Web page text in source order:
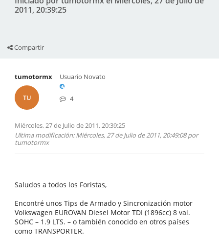
2011, 20:39:25
Compartir
tumotormx
TU
Usuario Novato
4
Miércoles, 27 de Julio de 2011, 20:39:25
Ultima modificación: Miércoles, 27 de Julio de 2011, 20:49:08 por
tumotormx
Saludos a todos los Foristas,
Encontré unos Tips de Armado y Sincronización motor
Volkswagen EUROVAN Diesel Motor TDI (1896cc) 8 val.
SOHC – 1.9 LTS. – o también conocido en otros países
como TRANSPORTER.